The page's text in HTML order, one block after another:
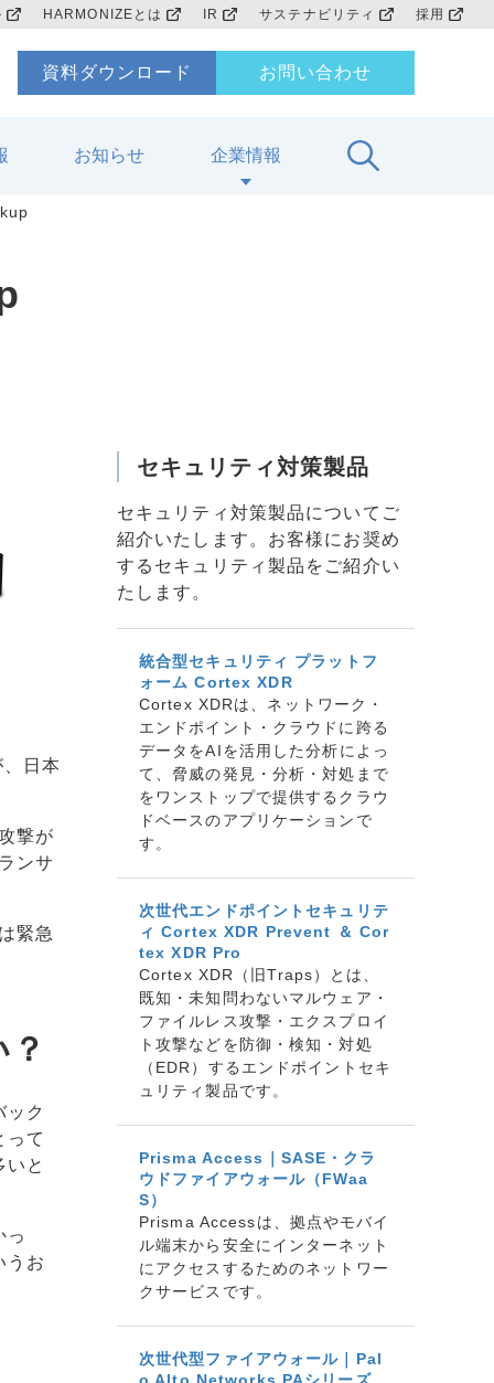
HARMONIZEとは IR サステナビリティ 採用
お知らせ 企業情報
資料ダウンロード お問い合わせ
日本
撃が
ンサ
緊急
ク
って
と
っ
うお
セキュリティ対策製品
セキュリティ対策製品についてご
紹介いたします。お客様にお奨め
するセキュリティ製品をご紹介い
たします。
統合型セキュリティ プラットフ
ォーム Cortex XDR
Cortex XDRは、ネットワーク・
エンドポイント・クラウドに跨る
データをAIを活用した分析によっ
て、脅威の発見・分析・対処まで
をワンストップで提供するクラウ
ドベースのアプリケーションで
す。
次世代エンドポイントセキュリテ
ィ Cortex XDR Prevent ＆ Cor
tex XDR Pro
Cortex XDR（旧Traps）とは、
既知・未知問わないマルウェア・
ファイルレス攻撃・エクスプロイ
ト攻撃などを防御・検知・対処
（EDR）するエンドポイントセキ
ュリティ製品です。
Prisma Access｜SASE・クラ
ウドファイアウォール（FWaa
S）
Prisma Accessは、拠点やモバイ
ル端末から安全にインターネット
にアクセスするためのネットワー
クサービスです。
次世代型ファイアウォール｜Pal
o Alto Networks PAシリーズ